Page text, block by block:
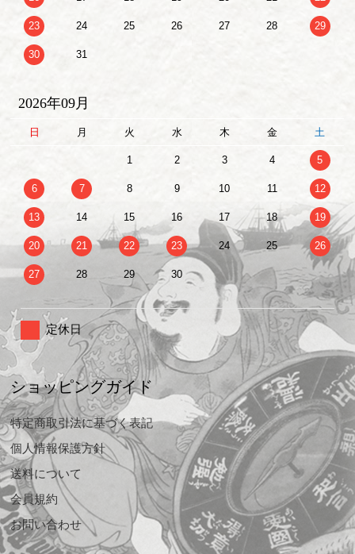
23 24 25 26 27 28 29
30 31
2026年09月
日 月 火 水 木 金 土
1 2 3 4 5
6 7 8 9 10 11 12
13 14 15 16 17 18 19
20 21 22 23 24 25 26
27 28 29 30
定休日
ショッピングガイド
特定商取引法に基づく表記
個人情報保護方針
送料について
会員規約
お問い合わせ